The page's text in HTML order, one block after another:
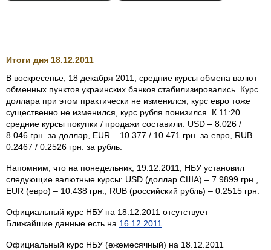
Итоги дня 18.12.2011
В воскресенье, 18 декабря 2011, средние курсы обмена валют
обменных пунктов украинских банков стабилизировались. Курс
доллара при этом практически не изменился, курс евро тоже
существенно не изменился, курс рубля понизился. К 11:20
средние курсы покупки / продажи составили: USD – 8.026 /
8.046 грн. за доллар, EUR – 10.377 / 10.471 грн. за евро, RUB –
0.2467 / 0.2526 грн. за рубль.
Напомним, что на понедельник, 19.12.2011, НБУ установил
следующие валютные курсы: USD (доллар США) – 7.9899 грн.,
EUR (евро) – 10.438 грн., RUB (российский рубль) – 0.2515 грн.
Официальный курс НБУ на 18.12.2011 отсутствует
Ближайшие данные есть на 16.12.2011
Официальный курс НБУ (ежемесячный) на 18.12.2011